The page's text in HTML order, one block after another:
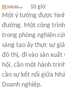
10 giờ
Một ý tưởng được
đường. Một công
trong phòng nghiên
sáng tạo ấy thực sự
đô thị, đi vào sản xuất
hội, cần một hành
cần sự kết nối giữa
Doanh nghiệp.